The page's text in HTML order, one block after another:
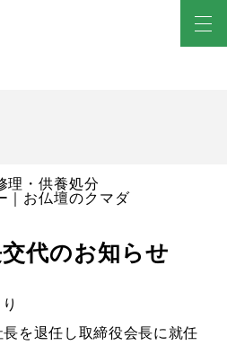
理・供養処分
｜お仏壇のクマダ
代のお知らせ
を退任し取締役会長に就任